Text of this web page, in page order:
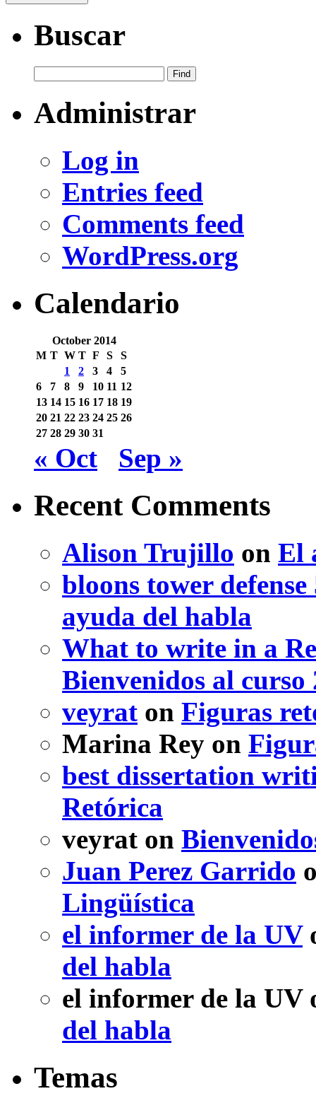
Buscar
Administrar
Log in
Entries feed
Comments feed
WordPress.org
Calendario
October 2014
M T W T F S
S
1
2 3 4
5
6
7 8 9 10 11 12
13 14 15 16 17 18 19
20 21 22 23 24 25 26
27 28 29 30 31
« Oct Sep »
Recent Comments
Alison Trujillo on El
bloons tower defense
ayuda del habla
What to write in a
Bienvenidos al curso
veyrat on Figuras
Marina Rey on
best dissertation
Retórica
veyrat on
Juan Perez Garrido
Lingüística
el informer de la UV
del habla
el informer de la UV
del habla
Temas